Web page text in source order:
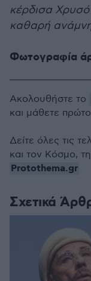
κέρδισα Χρυσό
καθαρή
Φωτογραφία
Σχετικά
Ακολουθήστε το
και μάθετε
Δείτε όλες τις
και τον Κόσμο,
Protothema.gr